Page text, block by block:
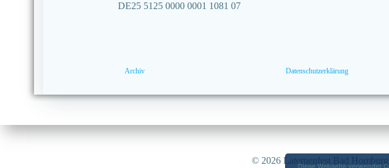
DE25 5125 0000 0001 1081 07
Archiv Datenschutzerklärung
© 2026 Laternenfest Bad
Diese Webseite verwendet